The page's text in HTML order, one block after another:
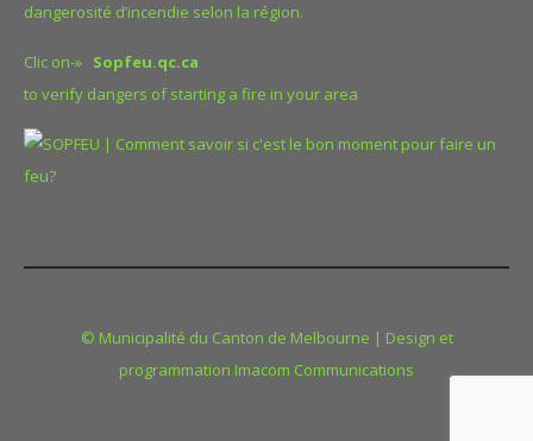
dangerosité d’incendie selon la région.
Clic on-» Sopfeu.qc.ca
to verify dangers of starting a fire in your area
© Municipalité du Canton de Melbourne | Design et
programmation Imacom Communications